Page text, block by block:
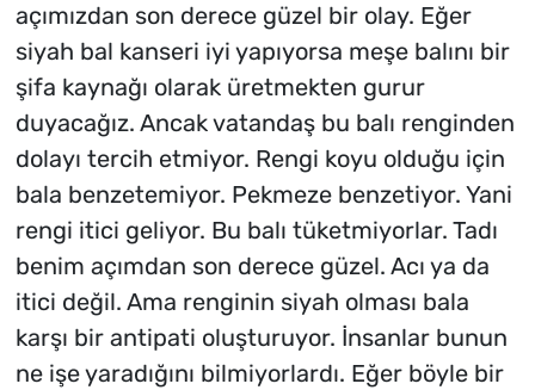
açımızdan son derece güzel bir olay. Eğer
siyah bal kanseri iyi yapıyorsa meşe balını bir
şifa kaynağı olarak üretmekten gurur
duyacağız. Ancak vatandaş bu balı renginden
dolayı tercih etmiyor. Rengi koyu olduğu için
bala benzetemiyor. Pekmeze benzetiyor. Yani
rengi itici geliyor. Bu balı tüketmiyorlar. Tadı
benim açımdan son derece güzel. Acı ya da
itici değil. Ama renginin siyah olması bala
karşı bir antipati oluşturuyor. İnsanlar bunun
ne işe yaradığını bilmiyorlardı. Eğer böyle bir